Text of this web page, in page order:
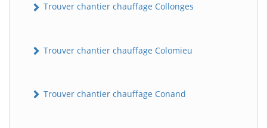
Trouver chantier chauffage Collonges
Trouver chantier chauffage Colomieu
Trouver chantier chauffage Conand